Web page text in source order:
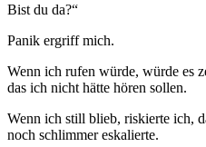
Bist du da?“
Panik ergriff mich.
Wenn ich rufen würde, würde es
das ich nicht hätte hören sollen.
Wenn ich still blieb, riskierte ich,
noch schlimmer eskalierte.